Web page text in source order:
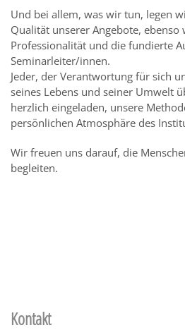
Und bei allem, was wir tun, legen
Qualität unserer Angebote, ebenso
Professionalität und die fundierte
Seminarleiter/innen.
Jeder, der Verantwortung für sich
seines Lebens und seiner Umwelt
herzlich eingeladen, unsere
persönlichen Atmosphäre des
Wir freuen uns darauf, die
begleiten.
Kontakt